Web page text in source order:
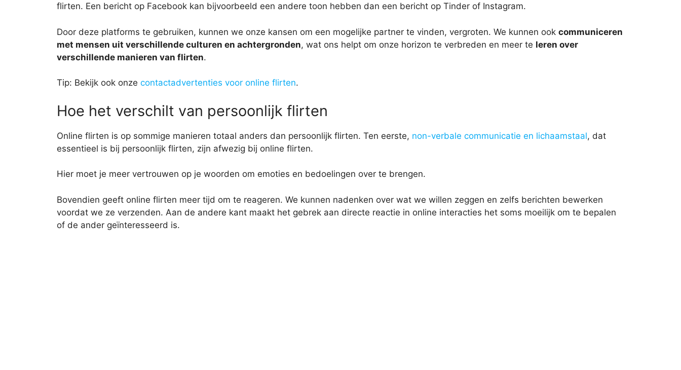
flirten. Een bericht op Facebook kan bijvoorbeeld een andere toon hebben dan een bericht op Tinder of Instagram.
Door deze platforms te gebruiken, kunnen we onze kansen om een mogelijke partner te vinden, vergroten. We kunnen ook communiceren
met mensen uit verschillende culturen en achtergronden, wat ons helpt om onze horizon te verbreden en meer te leren over
verschillende manieren van flirten.
Tip: Bekijk ook onze contactadvertenties voor online flirten.
Hoe het verschilt van persoonlijk flirten
Online flirten is op sommige manieren totaal anders dan persoonlijk flirten. Ten eerste, non-verbale communicatie en lichaamstaal, dat
essentieel is bij persoonlijk flirten, zijn afwezig bij online flirten.
Hier moet je meer vertrouwen op je woorden om emoties en bedoelingen over te brengen.
Bovendien geeft online flirten meer tijd om te reageren. We kunnen nadenken over wat we willen zeggen en zelfs berichten bewerken
voordat we ze verzenden. Aan de andere kant maakt het gebrek aan directe reactie in online interacties het soms moeilijk om te bepalen
of de ander geïnteresseerd is.